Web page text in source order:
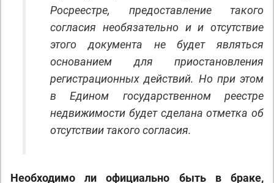
Росреестре, предоставление такого
согласия необязательно и и отсутствие
этого документа не будет являться
основанием для приостановления
регистрационных действий. Но при этом
в Едином государственном реестре
недвижимости будет сделана отметка об
отсутствии такого согласия.
Необходимо ли официально быть в браке,